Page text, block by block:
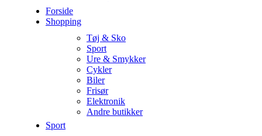
Forside
Shopping
Tøj & Sko
Sport
Ure & Smykker
Cykler
Biler
Frisør
Elektronik
Andre butikker
Sport